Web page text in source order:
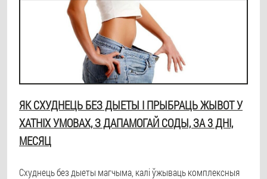
ЯК СХУДНЕЦЬ БЕЗ ДЫЕТЫ І ПРЫБРАЦЬ ЖЫВОТ У
ХАТНІХ УМОВАХ, З ДАПАМОГАЙ СОДЫ, ЗА 3 ДНІ,
МЕСЯЦ
Схуднець без дыеты магчыма, калі ўжываць комплексныя